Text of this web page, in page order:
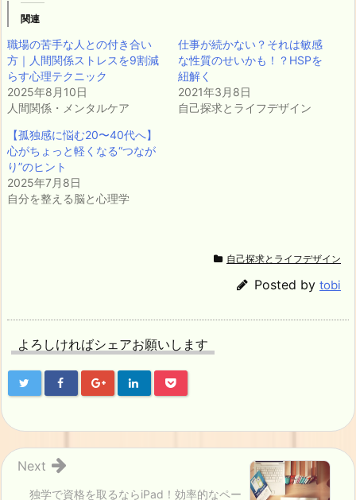
関連
職場の苦手な人との付き合い
方｜人間関係ストレスを9割減
らす心理テクニック
2025年8月10日
人間関係・メンタルケア
仕事が続かない？それは敏感
な性質のせいかも！？HSPを
紐解く
2021年3月8日
自己探求とライフデザイン
【孤独感に悩む20〜40代へ】
心がちょっと軽くなる“つなが
り”のヒント
2025年7月8日
自分を整える脳と心理学
自己探求とライフデザイン
Posted by tobi
よろしければシェアお願いします
独学で資格を取るならiPad！効率的なペー
Next